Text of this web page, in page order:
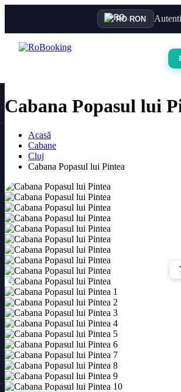
RO·RON
Cabana Popasul lui
Acasă
Cabane
Cluj
Cabana Popasul lui Pintea